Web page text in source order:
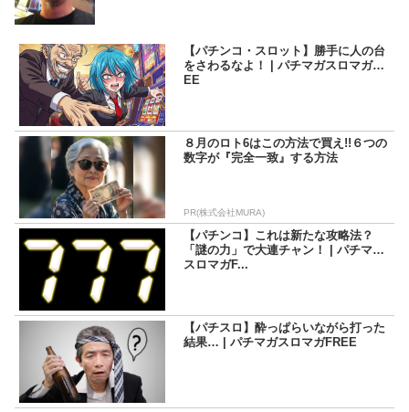
トーにしているため記事の内容もそっち方面が多め。
【パチンコ・スロット】勝手に人の台
をさわるなよ！ | パチマガスロマガFR
EE
８月のロト6はこの方法で買え!!６つの
数字が『完全一致』する方法
PR(株式会社MURA)
【パチンコ】これは新たな攻略法？
「謎の力」で大連チャン！ | パチマガ
スロマガF...
【パチスロ】酔っぱらいながら打った
結果… | パチマガスロマガFREE